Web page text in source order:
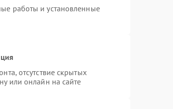
работы и установленные
отсутствие скрытых
или онлайн на сайте